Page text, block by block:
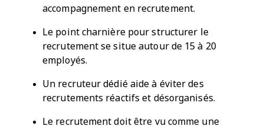
accompagnement en recrutement.
Le point charnière pour structurer le
recrutement se situe autour de 15 à 20
employés.
Un recruteur dédié aide à éviter des
recrutements réactifs et désorganisés.
Le recrutement doit être vu comme une